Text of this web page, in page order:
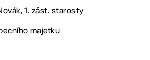
1. zást. starosty
majetku